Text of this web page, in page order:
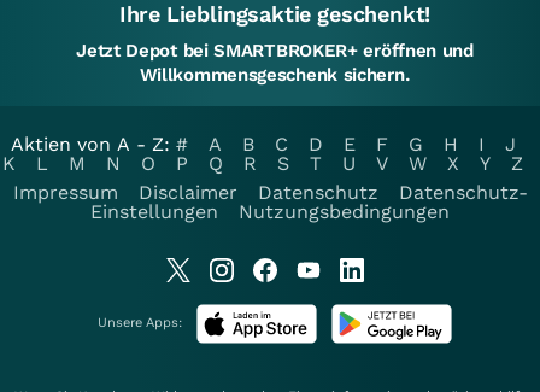
Ihre Lieblingsaktie geschenkt!
Jetzt Depot bei SMARTBROKER+ eröffnen und
Willkommensgeschenk sichern.
Aktien von A - Z: # A B C D E F G H I
J
K
L M N O P Q R S T U V W X Y
Z
Impressum
Disclaimer Datenschutz
Datenschutz-
Einstellungen
Nutzungsbedingungen
Unsere Apps: